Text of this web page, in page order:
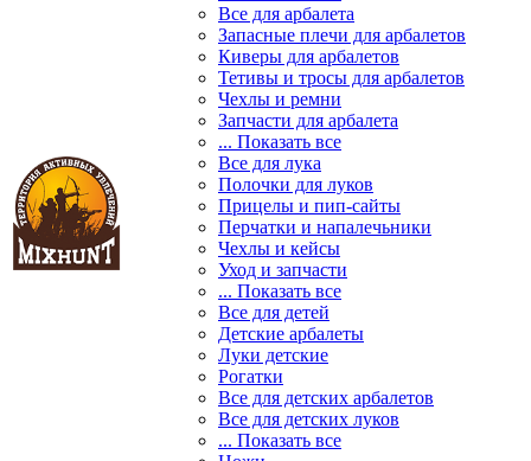
Все для арбалета
Запасные плечи для арбалетов
Киверы для арбалетов
Тетивы и тросы для арбалетов
Чехлы и ремни
Запчасти для арбалета
... Показать все
Все для лука
Полочки для луков
Прицелы и пип-сайты
Перчатки и напалечьники
Чехлы и кейсы
Уход и запчасти
... Показать все
Все для детей
Детские арбалеты
Луки детские
Рогатки
Все для детских арбалетов
Все для детских луков
... Показать все